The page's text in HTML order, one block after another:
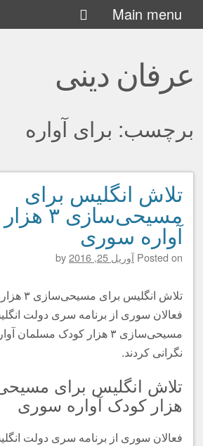
عرفان دینی
Main menu
Skip
to
برچسب: برای آواره
Post navigation
تلاش انگلیس برای
آواره سوری
Posted on آوریل 25, 2016 by
تلاش انگلیس برای مسیحی‌سازی ۳ هزار کودک آواره سوری
فعالان سوری از برنامه سری دولت
مسیحی‌سازی ۳ هزار کودک
نگرانی کردند.
هزار کودک آواره سوری
فعالان سوری از برنامه سری دولت